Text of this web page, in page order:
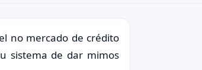
no mercado de crédito
sistema de dar mimos